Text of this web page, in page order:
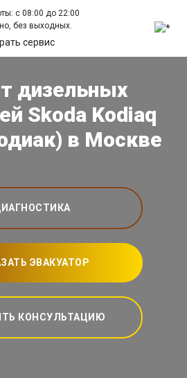
с 08:00 до 22:00
без выходных.
сервис
дизельных
Skoda Kodiaq
в Москве
ЭВАКУАТОР
КОНСУЛЬТАЦИЮ